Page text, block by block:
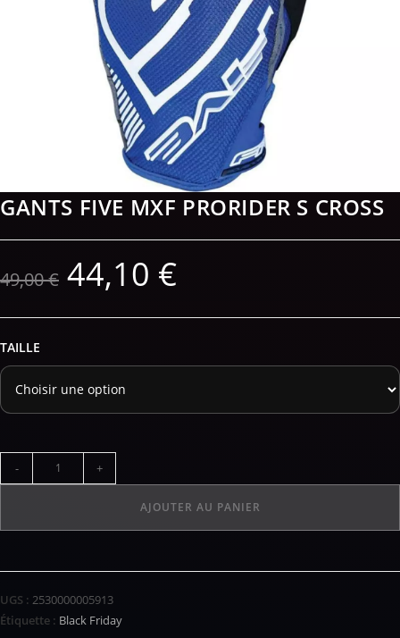
GANTS FIVE MXF PRORIDER S CROSS
49,00€ 44,10 €
TAILLE
- +
AJOUTER AU PANIER
UGS : 2530000005913
Étiquette : Black Friday